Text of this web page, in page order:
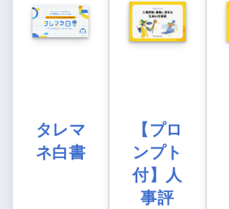
タレマ
ネ白書
【プロ
ンプト
付】人
事評